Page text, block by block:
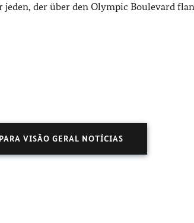
jeden, der über den Olympic Boulevard
PARA VISÃO GERAL NOTÍCIAS